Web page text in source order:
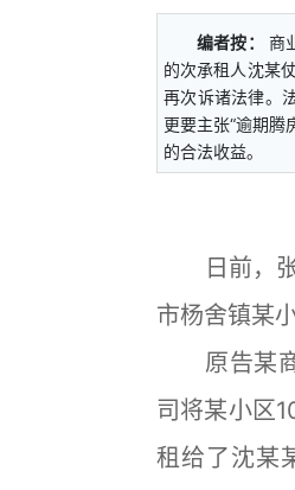
编者按：
商
的次承租人沈某
再次诉诸法律。
更要主张“逾期腾
的合法收益。
日前，张
市杨舍镇某
原告某商
司将某小区
租给了沈某